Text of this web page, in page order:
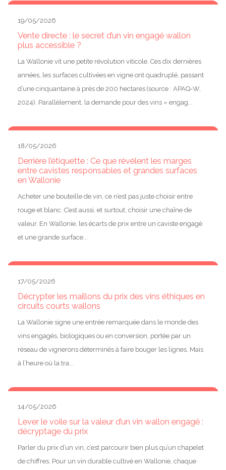
19/05/2026
Vente directe : le secret d’un vin engagé wallon
plus accessible ?
La Wallonie vit une petite révolution viticole. Ces dix dernières
années, les surfaces cultivées en vigne ont quadruplé, passant
d’une cinquantaine à près de 200 hectares (source : APAQ-W,
2024). Parallèlement, la demande pour des vins « engag...
18/05/2026
Derrière l’étiquette : Ce que révèlent les marges
entre cavistes responsables et grandes surfaces
en Wallonie
Acheter une bouteille de vin, ce n’est pas juste choisir entre
rouge et blanc. C’est aussi, et surtout, choisir une chaîne de
valeur. En Wallonie, les écarts de prix entre un caviste engagé
et une grande surface...
17/05/2026
Décrypter les maillons du prix des vins éthiques en
circuits courts wallons
La Wallonie signe une entrée remarquée dans le monde des
vins engagés, biologiques ou en conversion, portée par un
réseau de vignerons déterminés à faire bouger les lignes. Mais
à l’heure où la tra...
14/05/2026
Lever le voile sur la valeur d’un vin wallon engagé :
décryptage du prix
Parler du prix d’un vin, c’est parcourir bien plus qu’un chapelet
de chiffres. Pour un vin durable cultivé en Wallonie, chaque